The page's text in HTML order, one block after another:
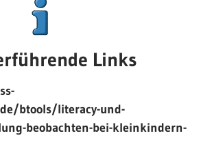
Links
btools/literacy-und-
beobachten-bei-kleinkindern-